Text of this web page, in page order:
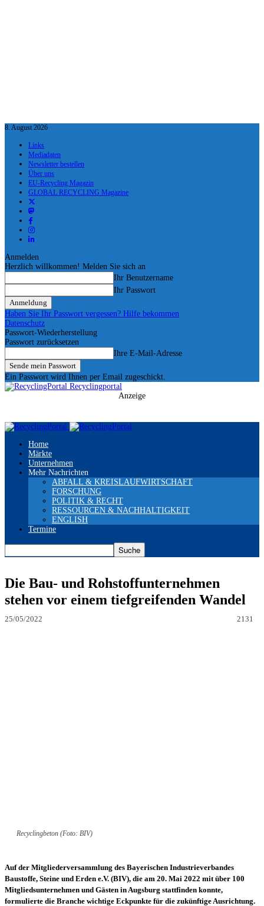
8. August 2026
Links
Mediadaten
Newsletter bestellen
Über uns
EU-Recycling Magazin
GLOBAL RECYCLING Magazine
Anmelden
Herzlich willkommen! Melden Sie sich an
Ihr Benutzername
Ihr Passwort
Haben Sie Ihr Passwort vergessen? Hilfe bekommen
Datenschutz
Passwort-Wiederherstellung
Passwort zurücksetzen
Ihre E-Mail-Adresse
Ein Passwort wird Ihnen per Email zugeschickt.
Recyclingportal
Anzeige
Home
Märkte
Unternehmen
Mehr Nachrichten
ABFALL & KREISLAUFWIRTSCHAFT
FORSCHUNG
POLITIK & RECHT
RESSOURCEN & NACHHALTIGKEIT
ENGLISH
Termine
Die Bau- und Rohstoffunternehmen
stehen vor einem tiefgreifenden Wandel
25/05/2022 2131
Recyclingbeton (Foto: BIV)
Auf der Mitgliederversammlung des Bayerischen Industrieverbandes
Baustoffe, Steine und Erden e.V. (BIV), die am 20. Mai 2022 mit über 100
Mitgliedsunternehmen und Gästen in Augsburg stattfinden konnte,
formulierte die Branche wichtige Eckpunkte für die zukünftige Ausrichtung.